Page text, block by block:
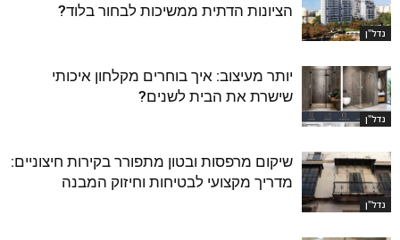
נדל''ן
הציונות הדתית ממשיכות לבחור בלוד?
נדל''ן
יותר מעיצוב: איך בוחרים מקלחון איכותי
שישרת את הבית לשנים?
נדל''ן
שיקום מרפסות ובטון מתפורר בקירות חיצוניים:
מדריך מקצועי לבטיחות וחיזוק המבנה